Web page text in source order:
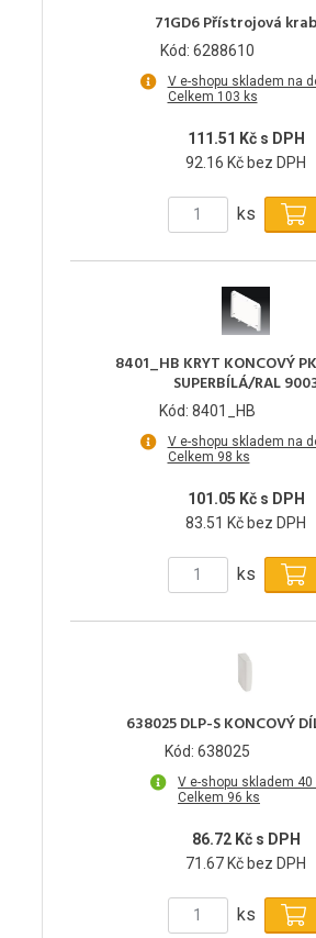
71GD6 Přístrojová
Kód: 6288610
V e-shopu skladem na
Celkem 103 ks
111.51 Kč s DPH
92.16 Kč bez DPH
ks
8401_HB KRYT KONCOVÝ
SUPERBÍLÁ/RAL
Kód: 8401_HB
V e-shopu skladem na
Celkem 98 ks
101.05 Kč s DPH
83.51 Kč bez DPH
ks
638025 DLP-S KONCOVÝ
Kód: 638025
V e-shopu skladem 40
Celkem 96 ks
86.72 Kč s DPH
71.67 Kč bez DPH
ks